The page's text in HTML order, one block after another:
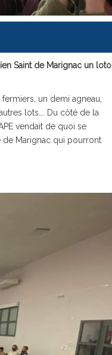
Saint de Marignac un loto
un demi agneau,
lots…. Du côté de la
vendait de quoi se
de Marignac qui pourront